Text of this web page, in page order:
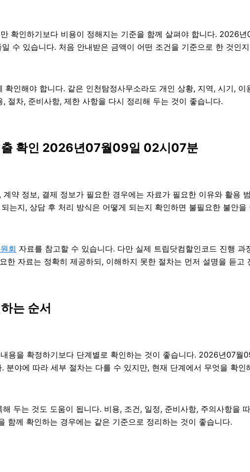
확인하기보다 비용이 정해지는 기준을 함께 살펴야 합니다. 2026
수 있습니다. 처음 안내받은 금액이 어떤 조건을 기준으로 한 것인
인해야 합니다. 같은 인천탐정사무소라도 개인 상황, 지역, 시기,
차, 준비사항, 제한 사항을 다시 정리해 두는 것이 좋습니다.
출 확인 2026년07월09일 02시07분
약 정보, 결제 정보가 필요한 경우에는 자료가 필요한 이유와 활
는지, 상담 후 처리 방식은 어떻게 되는지 확인하면 불필요한 불안을
회 자료를 참고할 수 있습니다. 다만 실제 트립닷컴할인코드 진행
한 자료는 정확히 제공하되, 이해하지 못한 절차는 먼저 설명을 듣고
는 순서
용을 확정하기보다 단계별로 확인하는 것이 좋습니다. 2026년07
분야에 따라 세부 절차는 다를 수 있지만, 현재 단계에서 무엇을 확인
두는 것도 도움이 됩니다. 비용, 조건, 일정, 준비사항, 주의사항을
께 확인하는 경우에는 같은 기준으로 정리하는 것이 좋습니다.